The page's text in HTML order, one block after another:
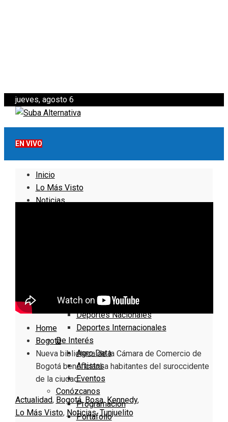
jueves, agosto 6
EN VIVO
Inicio
Lo Más Visto
Noticias
Deportes Locales
Deportes Nacionales
Deportes Internacionales
De Interés
Agro Data
Artistas
Eventos
Conózcanos
Programacion
Portafolio
Home
Bogotá
Nueva biblioteca de la Cámara de Comercio de
Bogotá beneficiará a habitantes del suroccidente
de la ciudad
Actualidad, Bogotá, Bosa, Kennedy,
Lo Más Visto, Noticias,Tunjuelito